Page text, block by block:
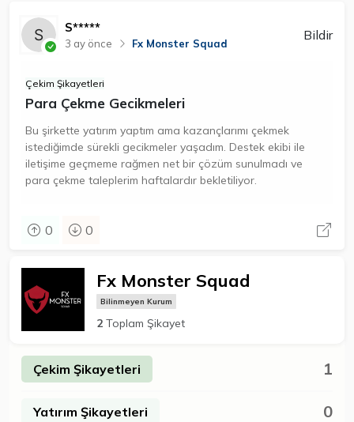
S*****
3 ay önce Fx Monster Squad
Bildir
Çekim Şikayetleri
Para Çekme Gecikmeleri
Bu şirkette yatırım yaptım ama kazançlarımı çekmek
istediğimde sürekli gecikmeler yaşadım. Destek ekibi ile
iletişime geçmeme rağmen net bir çözüm sunulmadı ve
para çekme taleplerim haftalardır bekletiliyor.
0 0
Fx Monster Squad
Bilinmeyen Kurum
2 Toplam Şikayet
Çekim Şikayetleri 1
Yatırım Şikayetleri 0